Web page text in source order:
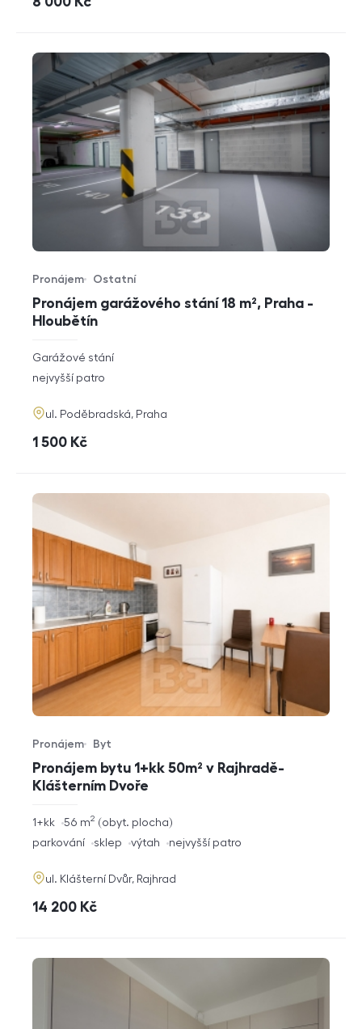
Pronájem garážového stání 18 m², Praha -
Hloubětín
Typ nabídky
Pronájem
Typ nemovitosti
Ostatní
rozměry
dispozice
Garážové stání
funkce
nejvyšší patro
adresa
ul. Poděbradská, Praha
cena
1 500 Kč
Pronájem bytu 1+kk 50m² v Rajhradě-
Klášterním Dvoře
Typ nabídky
Pronájem
Typ nemovitosti
Byt
rozměry
dispozice
1+kk obyt. plocha
56 m2
funkce
parkování sklep výtah nejvyšší patro
adresa
ul. Klášterní Dvůr, Rajhrad
cena
14 200 Kč